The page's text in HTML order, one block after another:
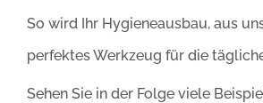
So wird Ihr Hygieneausbau, aus
perfektes Werkzeug für die
Sehen Sie in der Folge viele